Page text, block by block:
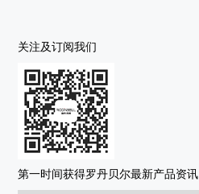
关注及订阅我们
第一时间获得罗丹贝尔最新产品资讯